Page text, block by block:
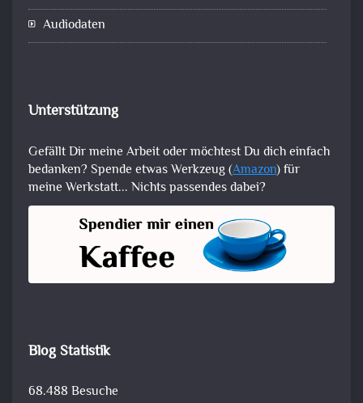
Audiodaten
Unterstützung
Gefällt Dir meine Arbeit oder möchtest Du dich einfach
bedanken? Spende etwas Werkzeug (Amazon) für
meine Werkstatt... Nichts passendes dabei?
Blog Statistik
68.488 Besuche